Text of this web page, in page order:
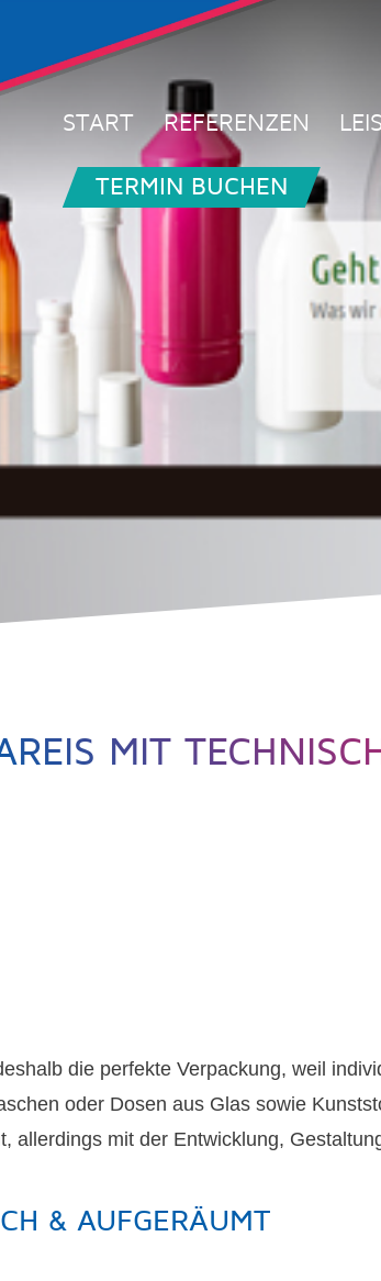
START REFERENZEN
TERMIN BUCHEN
MIT
die perfekte Verpackung, weil
oder Dosen aus Glas sowie
allerdings mit der Entwicklung,
& AUFGERÄUMT